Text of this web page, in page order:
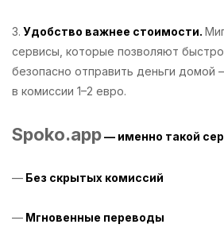
3. Удобство важнее стоимости.
сервисы, которые позволяют
безопасно отправить деньги домой
в комиссии 1–2 евро.
Spoko.app— именно такой
— Без скрытых комиссий
— Мгновенные переводы